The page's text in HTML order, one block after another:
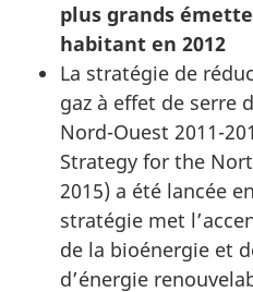
plus grands
habitant en 2012
La stratégie de
gaz à effet de serre
Nord-Ouest 2011-
Strategy for the
2015) a été lancée
stratégie met
de la bioénergie et
d’énergie